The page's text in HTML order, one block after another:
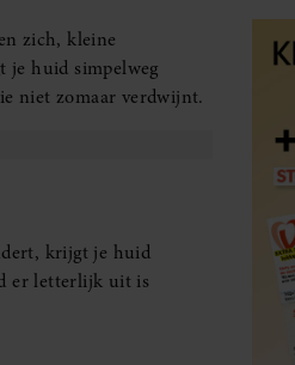
zich, kleine
je huid simpelweg
niet zomaar verdwijnt.
krijgt je huid
er letterlijk uit is